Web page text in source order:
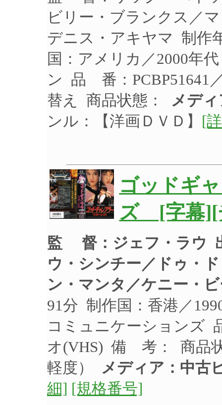
ビリー・ブランクス／
デニス・アキヤマ 制
国：アメリカ／2000年
ン 品 番：PCBP51641
替え 商品状態：
メデ
ンル：【洋画ＤＶＤ】 [
ゴッドギ
ズ [字幕][
監 督：ジェフ・ラウ
ウ・シンチー／ドゥ・
ン・マンタ／ケニー・
91分 制作国：香港／
コミュニケーションズ
オ(VHS) 備 考： 商品
軽度） メディア：中古
細] [規格番号]